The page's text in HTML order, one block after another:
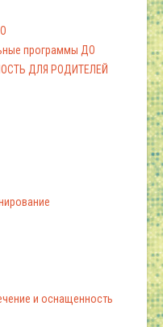
программы ДО
ДЛЯ РОДИТЕЛЕЙ
и оснащенность